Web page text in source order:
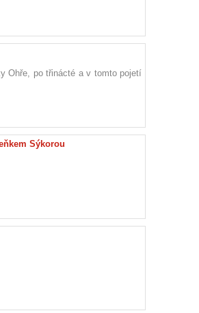
Ohře, po třinácté a v tomto pojetí
Sýkorou